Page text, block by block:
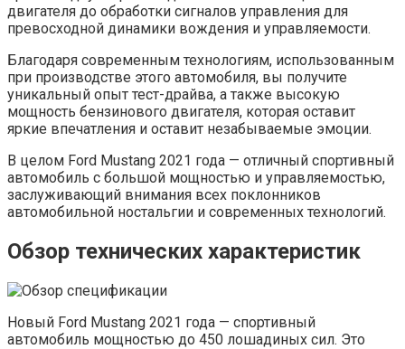
двигателя до обработки сигналов управления для
превосходной динамики вождения и управляемости.
Благодаря современным технологиям, использованным
при производстве этого автомобиля, вы получите
уникальный опыт тест-драйва, а также высокую
мощность бензинового двигателя, которая оставит
яркие впечатления и оставит незабываемые эмоции.
В целом Ford Mustang 2021 года — отличный спортивный
автомобиль с большой мощностью и управляемостью,
заслуживающий внимания всех поклонников
автомобильной ностальгии и современных технологий.
Обзор технических характеристик
Новый Ford Mustang 2021 года — спортивный
автомобиль мощностью до 450 лошадиных сил. Это